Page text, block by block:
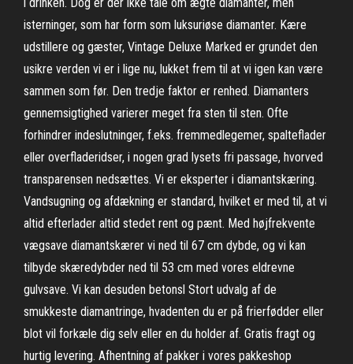
isterninger, som har form som luksuriøse diamanter. Kære
udstillere og gæster, Vintage Deluxe Marked er grundet den
usikre verden vi er i lige nu, lukket frem til at vi igen kan være
sammen som før. Den tredje faktor er renhed. Diamanters
gennemsigtighed varierer meget fra sten til sten. Ofte
forhindrer indeslutninger, f.eks. fremmedlegemer, spalteflader
eller overfladeridser, i nogen grad lysets fri passage, hvorved
transparensen nedsættes. Vi er eksperter i diamantskæring.
Vandsugning og afdækning er standard, hvilket er med til, at vi
altid efterlader altid stedet rent og pænt. Med højfrekvente
vægsave diamantskærer vi ned til 67 cm dybde, og vi kan
tilbyde skæredybder ned til 53 cm med vores eldrevne
gulvsave. Vi kan desuden betonsl Stort udvalg af de
smukkeste diamantringe, hvadenten du er på frierfødder eller
blot vil forkæle dig selv eller en du holder af. Gratis fragt og
hurtig levering. Afhentning af pakker i vores pakkeshop